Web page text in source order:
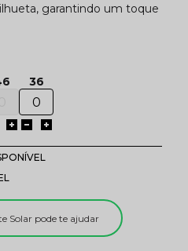
garantindo um toque
36
Solar pode te ajudar